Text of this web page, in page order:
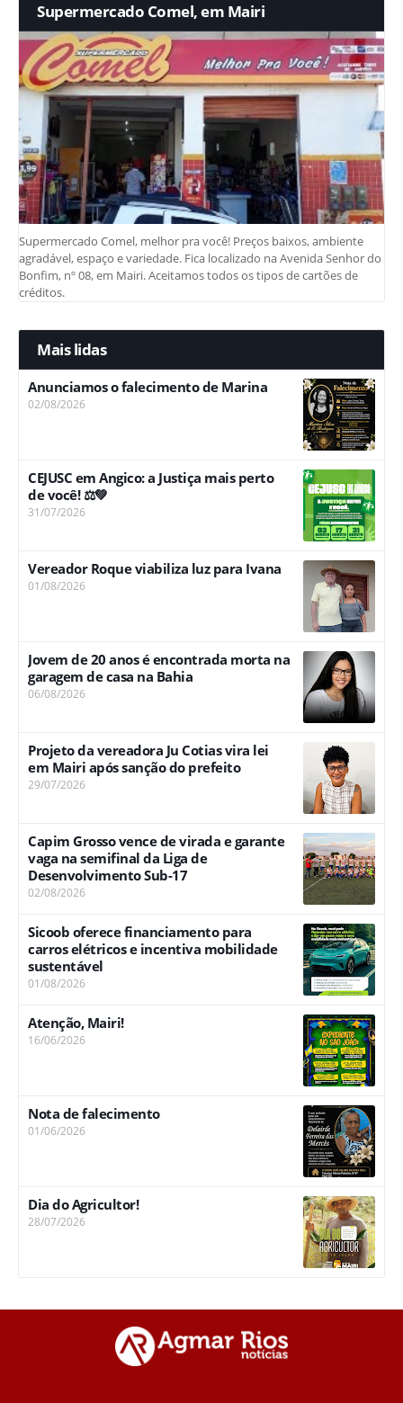
Supermercado Comel, em Mairi
Supermercado Comel, melhor pra você! Preços baixos, ambiente
agradável, espaço e variedade. Fica localizado na Avenida Senhor do
Bonfim, nº 08, em Mairi. Aceitamos todos os tipos de cartões de
créditos.
Mais lidas
Anunciamos o falecimento de Marina
02/08/2026
CEJUSC em Angico: a Justiça mais perto
de você! ⚖️💚
31/07/2026
Vereador Roque viabiliza luz para Ivana
01/08/2026
Jovem de 20 anos é encontrada morta na
garagem de casa na Bahia
06/08/2026
Projeto da vereadora Ju Cotias vira lei
em Mairi após sanção do prefeito
29/07/2026
Capim Grosso vence de virada e garante
vaga na semifinal da Liga de
Desenvolvimento Sub-17
02/08/2026
Sicoob oferece financiamento para
carros elétricos e incentiva mobilidade
sustentável
01/08/2026
Atenção, Mairi!
16/06/2026
Nota de falecimento
01/06/2026
Dia do Agricultor!
28/07/2026